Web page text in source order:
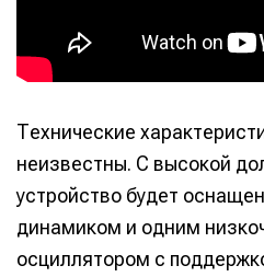
Технические
неизвестны. С высокой
устройство будет
динамиком и одним
осциллятором с